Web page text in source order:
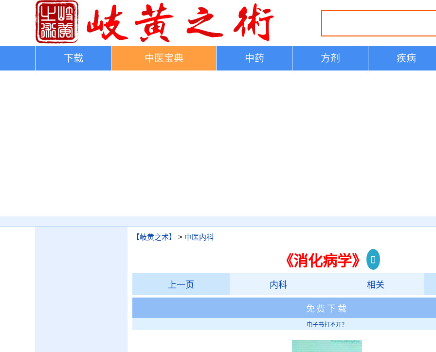
下载 中医宝典 中药 方剂 疾病
【岐黄之术】 > 中医内科
《消化病学》
上一页 内科 相关
免费下载
电子书打不开？